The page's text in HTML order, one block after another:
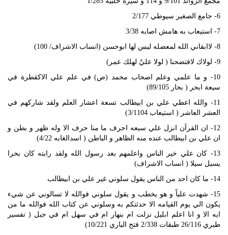
6- جامع الصغير سيوطي 2/177
7- استيعاب به هامش اصابه 3/38
8- لاابقاني الله لمعضله ليس لها ابوحسن (انساب الاشراف/ 100)
9- لولاك لافتضحنا ( لولا عليٌ لهلك عمر)
10- و ما علمي وعلم اصحاب محمد (ص) في علم علي الاكقطرة في
سيعة ابحر ( بحار 89/105)
11- والله اعطي علي بن ابيطالب تسعة اعشار العلم ولقد شاركهم في
العشر العاشر ( استيعاب 3/1104)
12- ان القرآن انزل علي سبعه احرف ما منا حرف الا وله ظهر و بطن و
ان علي بن ابيطالب عنده منه الظاهر و الباطن ( اسدالغابه 4/22)
13- كان علي خير الناس واعلمهم بعد رسول الله ولقد رايته كان بحرا
يسيل سيلا ( انساب الاشراف)
14- ما كان احد من الناس يقول سلوني غير علي بن ابيطالب
15- شهدت علياً و هو يخطب و يقول سلوني فوالله لا تسالوني عن شيء
يكون الي يوم القيامه الا حدثتكم به وسلوني عن كتاب الله فوالله ما من
ايه الا و انا اعلم ابليل نزلت ام بنهار ام في سهل ام في جبل ( تفسير
طبري 26/116 طبقات 2/338 فتح الباري 10/221)